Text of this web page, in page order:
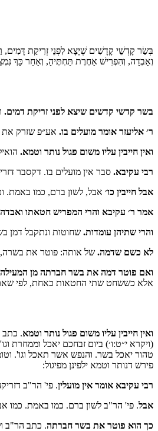
בְּשַׂר קָדְשֵׁי קָדָשִׁים שֶׁיָּצָא לִפְנֵי זְרִיקַת דָּמִים,
וְאָבְדָה, וְהִפְרִישׁ אַחֶרֶת תַּחְתֶּיהָ, וְאַחַר כָּךְ
בשר קדשי קדשים שיצא לפני זריקת דמים.
ר׳ אליעזר אומר מועלים בו. אע״פ שזרק את
ואין חייבין עליו משום פגול נותר וטמא.
רבי עקיבא. סבר אין מועלים בו. דקסבר
אבל חייבין כו׳ אבל, לשון ברם, כמו באמת.
אמר ר׳ עקיבא והרי המפריש חטאתו
והרי שתיהן עומדות. שחוטות ונתקבל דמן
לא כשם שדמה. של אותה: פוטר את בשרה,
ואם פוטר דמה את בשר חברתה מן
אלא כששחט שתי החטאות כאחת, לפי שאם
ואין חייבין עליו משום פגול נותר וטמא. כתב
(ויקרא י״ט:ו׳) ביום זבחכם יאכל וממחרת
טהור יאכל בשר. והנפש אשר תאכל וגו'.
פירש דנותר וטמא ילפינן מפיגול:
רבי עקיבא אומר אין מועלין. פי' הר"ב
אבל. פי' הר"ב לשון ברם. כמו באמת. כמו
כך הוא פוטר את בשר חברתה. כתב הר"ב